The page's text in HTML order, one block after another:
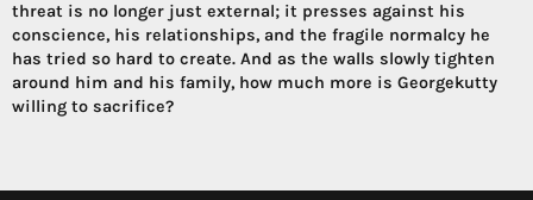
threat is no longer just external; it presses against his
conscience, his relationships, and the fragile normalcy he
has tried so hard to create. And as the walls slowly tighten
around him and his family, how much more is Georgekutty
willing to sacrifice?